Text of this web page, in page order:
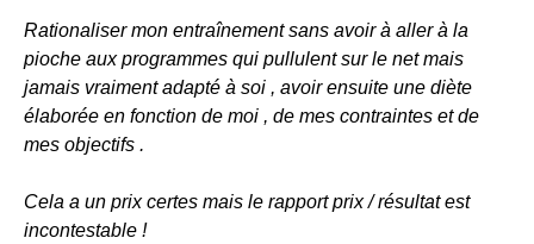
Rationaliser mon entraînement sans avoir à aller à la
pioche aux programmes qui pullulent sur le net mais
jamais vraiment adapté à soi , avoir ensuite une diète
élaborée en fonction de moi , de mes contraintes et de
mes objectifs .
Cela a un prix certes mais le rapport prix / résultat est
incontestable !